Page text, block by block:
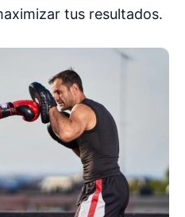
tus resultados.